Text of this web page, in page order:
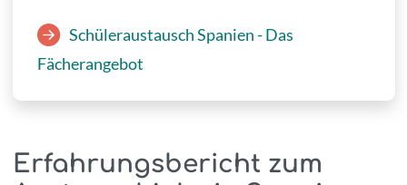
Schüleraustausch Spanien - Das
Fächerangebot
Erfahrungsbericht zum